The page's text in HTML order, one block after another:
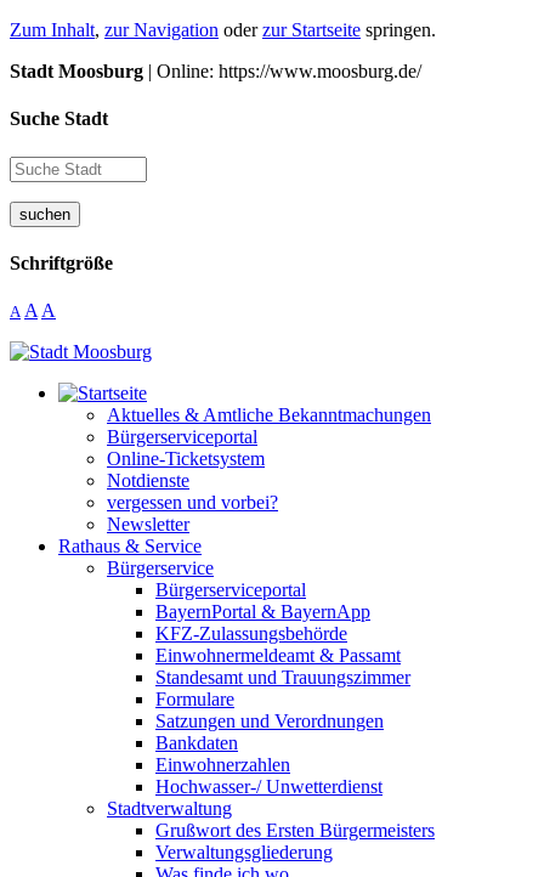
Zum Inhalt, zur Navigation oderzur Startseite springen.
Stadt Moosburg | Online: https://www.moosburg.de/
Suche Stadt
suchen
Schriftgröße
A A A
Aktuelles & Amtliche Bekanntmachungen
Bürgerserviceportal
Online-Ticketsystem
Notdienste
vergessen und vorbei?
Newsletter
Rathaus & Service
Bürgerservice
Bürgerserviceportal
BayernPortal & BayernApp
KFZ-Zulassungsbehörde
Einwohnermeldeamt & Passamt
Standesamt und Trauungszimmer
Formulare
Satzungen und Verordnungen
Bankdaten
Einwohnerzahlen
Hochwasser-/ Unwetterdienst
Stadtverwaltung
Grußwort des Ersten Bürgermeisters
Verwaltungsgliederung